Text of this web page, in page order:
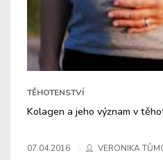
TĚHOTENSTVÍ
Kolagen a jeho význam v
07.04.2016 VERONIKA